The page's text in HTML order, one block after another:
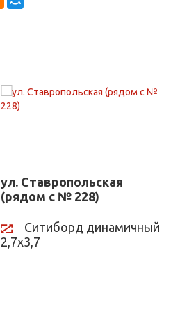
ул. Ставропольская
(рядом с № 228)
Ситиборд динамичный
2,7х3,7